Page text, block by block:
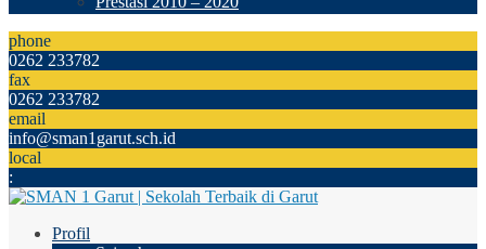
phone
0262 233782
fax
0262 233782
email
info@sman1garut.sch.id
local
:
Profil